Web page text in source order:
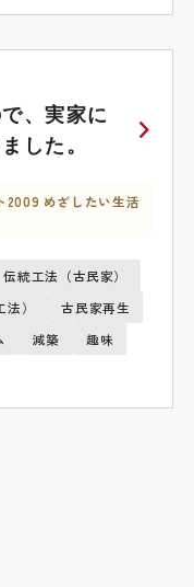
、実家に
した。
2009 めざしたい生活
伝統工法（古民家）
）
古民家再生
減築
趣味